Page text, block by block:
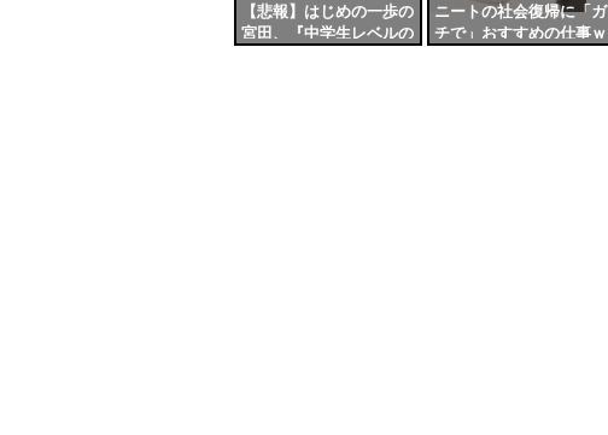
【悲報】はじめの一歩の
宮田、『中学生レベルの
ニートの社会復帰に「ガ
チで」おすすめの仕事ｗ